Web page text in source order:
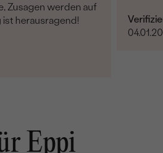
Zusagen werden auf
herausragend!
Eppi